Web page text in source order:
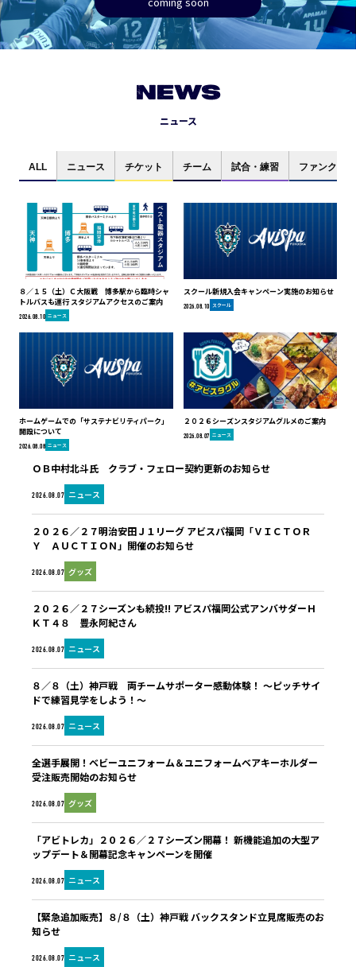
NEWS
ニュース
ALL ニュース チケット チーム 試合・練習 ファンクラブ
８／１５（土）Ｃ大阪戦 博多駅から臨時シャ
トルバスも運行 スタジアムアクセスのご案内
2026.08.10 ニュース
スクール新規入会キャンペーン実施のお知らせ
2026.08.10 スクール
ホームゲームでの「サステナビリティパーク」
開設について
2026.08.08 ニュース
２０２６シーズンスタジアムグルメのご案内
2026.08.07 ニュース
2026.08.07 ニュース
ＯＢ中村北斗氏 クラブ・フェロー契約更新のお知らせ
2026.08.07 グッズ
２０２６／２７明治安田Ｊ１リーグ アビスパ福岡「ＶＩＣＴＯＲ
Ｙ ＡＵＣＴＩＯＮ」開催のお知らせ
2026.08.07 ニュース
２０２６／２７シーズンも続投!! アビスパ福岡公式アンバサダーＨ
ＫＴ４８ 豊永阿紀さん
2026.08.07 ニュース
８／８（土）神戸戦 両チームサポーター感動体験！ ～ピッチサイ
ドで練習見学をしよう！～
2026.08.07 グッズ
全選手展開！ベビーユニフォーム＆ユニフォームベアキーホルダー
受注販売開始のお知らせ
2026.08.07 ニュース
「アビトレカ」２０２６／２７シーズン開幕！ 新機能追加の大型ア
ップデート＆開幕記念キャンペーンを開催
2026.08.07 ニュース
【緊急追加販売】８/８（土）神戸戦 バックスタンド立見席販売のお
知らせ